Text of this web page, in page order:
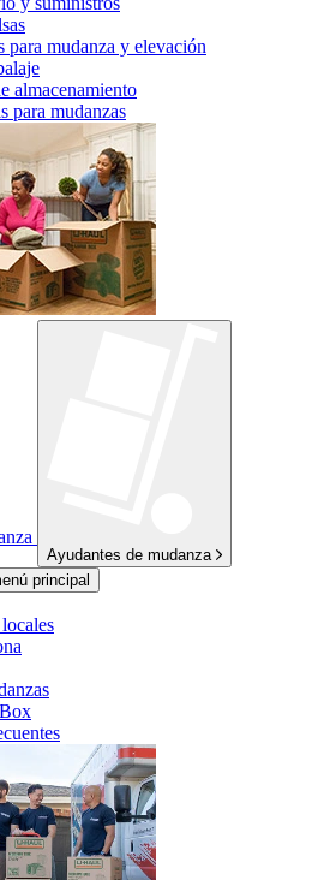
para mudanza y elevación
almacenamiento
para mudanzas
Ayudantes de mudanza
principal